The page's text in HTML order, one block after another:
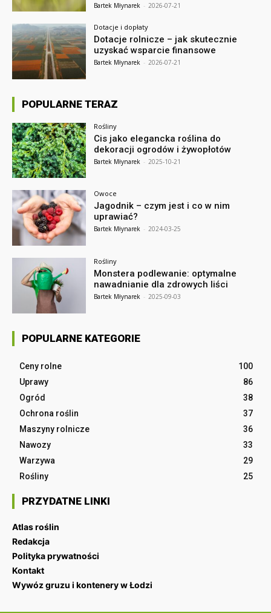
Bartek Młynarek - 2026-07-21
Dotacje i dopłaty
Dotacje rolnicze – jak skutecznie
uzyskać wsparcie finansowe
Bartek Młynarek - 2026-07-21
POPULARNE TERAZ
Rośliny
Cis jako elegancka roślina do
dekoracji ogrodów i żywopłotów
Bartek Młynarek - 2025-10-21
Owoce
Jagodnik – czym jest i co w nim
uprawiać?
Bartek Młynarek - 2024-03-25
Rośliny
Monstera podlewanie: optymalne
nawadnianie dla zdrowych liści
Bartek Młynarek - 2025-09-03
POPULARNE KATEGORIE
Ceny rolne
100
Uprawy
86
Ogród
38
Ochrona roślin
37
Maszyny rolnicze
36
Nawozy
33
Warzywa
29
Rośliny
25
PRZYDATNE LINKI
Atlas roślin
Redakcja
Polityka prywatności
Kontakt
Wywóz gruzu i kontenery w Łodzi